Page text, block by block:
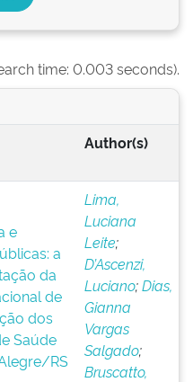
time: 0.003 seconds).
Author(s)
e
a
da
de
dos
Saúde
RS
Lima,
Luciana
Leite;
D’Ascenzi,
Luciano;Dias,
Gianna
Vargas
Salgado;
Bruscatto,